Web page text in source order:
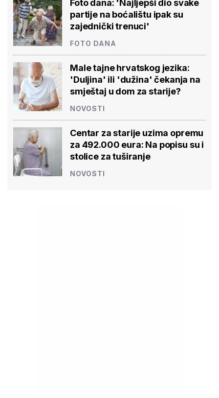
Foto dana: 'Najljepši dio svake
partije na boćalištu ipak su
zajednički trenuci'
FOTO DANA
Male tajne hrvatskog jezika:
'Duljina' ili 'dužina' čekanja na
smještaj u dom za starije?
NOVOSTI
Centar za starije uzima opremu
za 492.000 eura: Na popisu su i
stolice za tuširanje
NOVOSTI